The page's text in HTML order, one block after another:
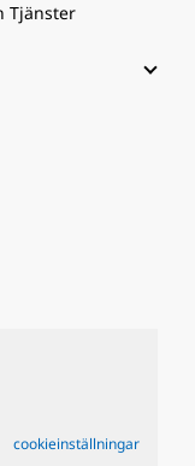
Tjänster
cookieinställningar